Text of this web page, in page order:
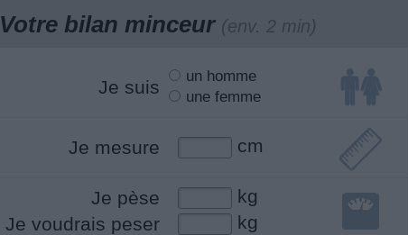
Votre bilan minceur (env. 2 min)
Je suis
un homme
une femme
Je mesure cm
Je pèse
kg
Je voudrais peser
kg